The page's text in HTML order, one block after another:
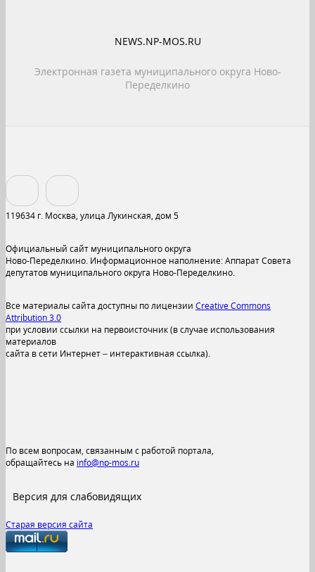
NEWS.NP-MOS.RU
Электронная газета муниципального округа Ново-
Переделкино
119634 г. Москва, улица Лукинская, дом 5
Официальный сайт муниципального округа
Ново-Переделкино. Информационное наполнение: Аппарат Совета
депутатов муниципального округа Ново-Переделкино.
Все материалы сайта доступны по лицензии Creative Commons
Attribution 3.0
при условии ссылки на первоисточник (в случае использования
материалов
сайта в сети Интернет – интерактивная ссылка).
По всем вопросам, связанным с работой портала,
обращайтесь на info@np-mos.ru
Версия для слабовидящих
Старая версия сайта